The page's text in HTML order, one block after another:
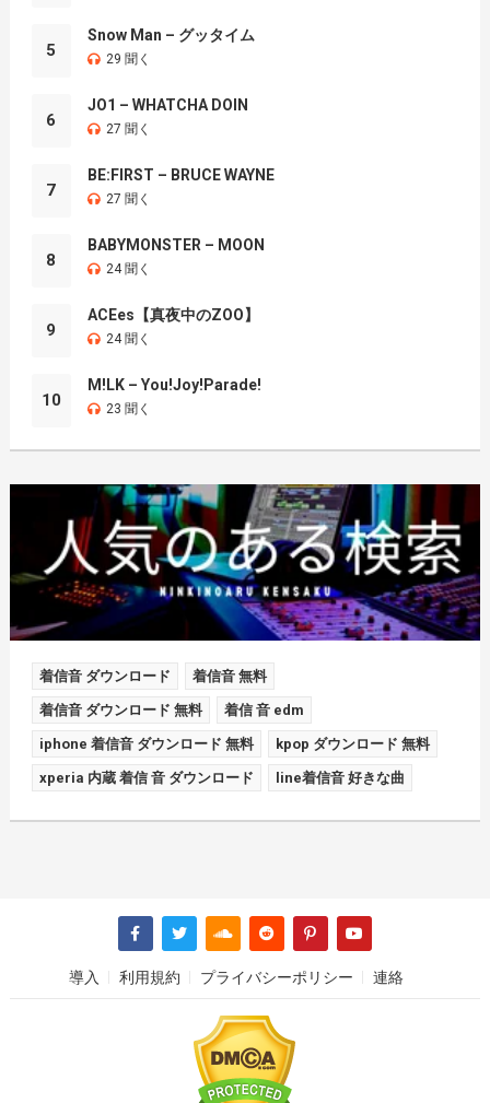
5
Snow Man – グッタイム
29 聞く
6
JO1 – WHATCHA DOIN
27 聞く
7
BE:FIRST – BRUCE WAYNE
27 聞く
8
BABYMONSTER – MOON
24 聞く
9
ACEes【真夜中のZOO】
24 聞く
10
M!LK – You!Joy!Parade!
23 聞く
着信音 ダウンロード 着信音 無料
着信音 ダウンロード 無料 着信 音 edm
iphone 着信音 ダウンロード 無料 kpop ダウンロード 無料
xperia 内蔵 着信 音 ダウンロード line着信音 好きな曲
導入 利用規約 プライバシーポリシー 連絡